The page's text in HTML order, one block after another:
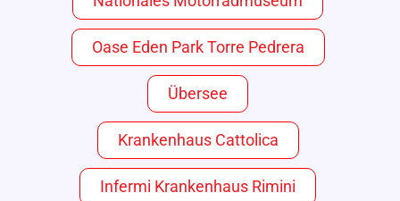
Oase Eden Park Torre Pedrera
Übersee
Krankenhaus Cattolica
Infermi Krankenhaus Rimini